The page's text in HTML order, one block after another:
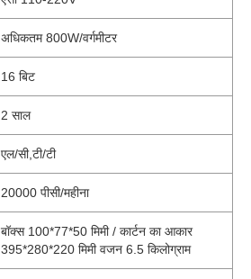
अधिकतम 800W/वर्गमीटर
16 बिट
2 साल
एल/सी,टी/टी
20000 पीसी/महीना
बॉक्स 100*77*50 मिमी / कार्टन का आकार
395*280*220 मिमी वजन 6.5 किलोग्राम